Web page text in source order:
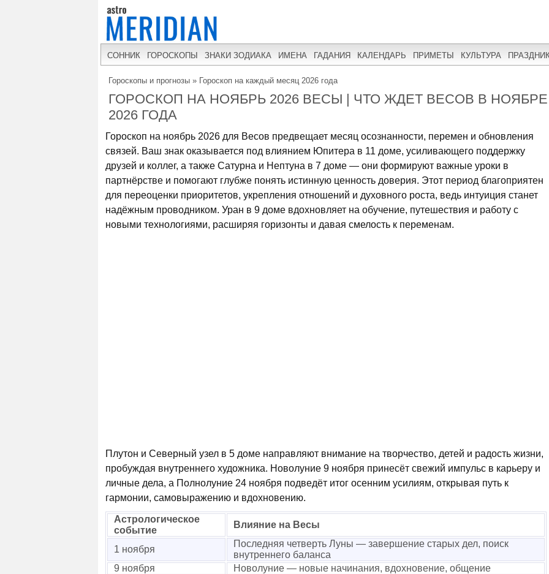
СОННИК ГОРОСКОПЫ ЗНАКИ ЗОДИАКА ИМЕНА ГАДАНИЯ КАЛЕНДАРЬ ПРИМЕТЫ КУЛЬТУРА
Гороскопы и прогнозы » Гороскоп на каждый месяц 2026 года
ГОРОСКОП НА НОЯБРЬ 2026 ВЕСЫ | ЧТО ЖДЕТ ВЕСОВ В НОЯБРЕ
2026 ГОДА
Гороскоп на ноябрь 2026 для Весов предвещает месяц осознанности, перемен и обновления
связей. Ваш знак оказывается под влиянием Юпитера в 11 доме, усиливающего поддержку
друзей и коллег, а также Сатурна и Нептуна в 7 доме — они формируют важные уроки в
партнёрстве и помогают глубже понять истинную ценность доверия. Этот период благоприятен
для переоценки приоритетов, укрепления отношений и духовного роста, ведь интуиция станет
надёжным проводником. Уран в 9 доме вдохновляет на обучение, путешествия и работу с
новыми технологиями, расширяя горизонты и давая смелость к переменам.
Плутон и Северный узел в 5 доме направляют внимание на творчество, детей и радость жизни,
пробуждая внутреннего художника. Новолуние 9 ноября принесёт свежий импульс в карьеру и
личные дела, а Полнолуние 24 ноября подведёт итог осенним усилиям, открывая путь к
гармонии, самовыражению и вдохновению.
Астрологическое
событие
Влияние на Весы
1 ноября
Последняя четверть Луны — завершение старых дел, поиск
внутреннего баланса
9 ноября
Новолуние — новые начинания, вдохновение, общение